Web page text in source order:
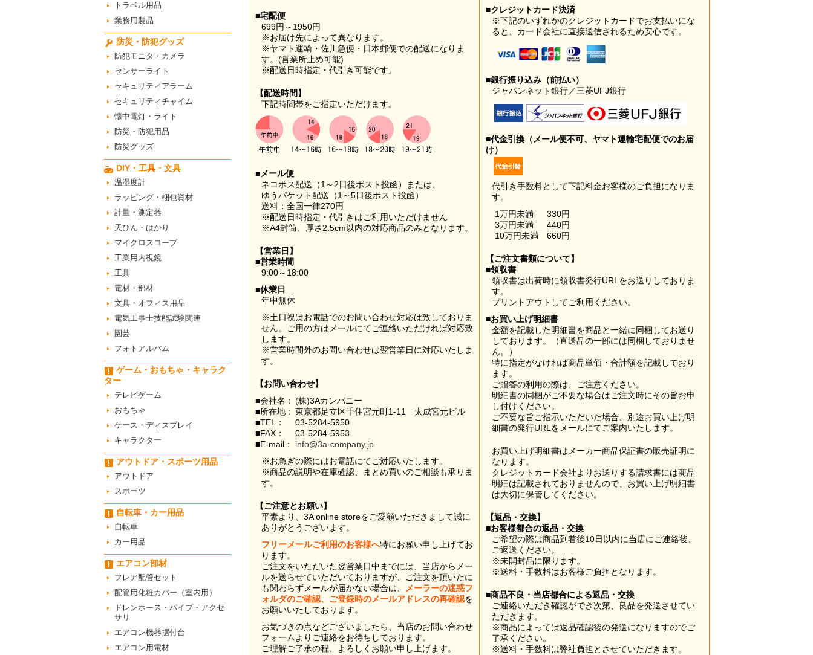
トラベル用品
業務用製品
防災・防犯グッズ
防犯モニタ・カメラ
センサーライト
セキュリティアラーム
セキュリティチャイム
懐中電灯・ライト
防災・防犯用品
防災グッズ
DIY・工具・文具
温湿度計
ラッピング・梱包資材
計量・測定器
天びん・はかり
マイクロスコープ
工業用内視鏡
工具
電材・部材
文具・オフィス用品
電気工事士技能試験関連
園芸
フォトアルバム
ゲーム・おもちゃ・キャラク
ター
テレビゲーム
おもちゃ
ケース・ディスプレイ
キャラクター
アウトドア・スポーツ用品
アウトドア
スポーツ
自転車・カー用品
自転車
カー用品
エアコン部材
フレア配管セット
配管用化粧カバー（室内用）
ドレンホース・パイプ・アクセ
サリ
エアコン機器据付台
エアコン用電材
■宅配便
699円～1950円
※お届け先によって異なります。
※ヤマト運輸・佐川急便・日本郵便での配送になりま
す。(営業所止め可能)
※配送日時指定・代引き可能です。
【配送時間】
下記時間帯をご指定いただけます。
■メール便
ネコポス配送（1～2日後ポスト投函）または、
ゆうパケット配送（1～5日後ポスト投函）
送料：全国一律270円
※配送日時指定・代引きはご利用いただけません
※A4封筒、厚さ2.5cm以内の対応商品のみとなります。
【営業日】
■営業時間
9:00～18:00
■休業日
年中無休
※土日祝はお電話でのお問い合わせ対応は致しておりま
せん。ご用の方はメールにてご連絡いただければ対応致
します。
※営業時間外のお問い合わせは翌営業日に対応いたしま
す。
【お問い合わせ】
■会社名： (株)3Aカンパニー
■所在地： 東京都足立区千住宮元町1-11 太成宮元ビル
■TEL：
03-5284-5950
■FAX：
03-5284-5953
■E-mail：
info@3a-company.jp
※お急ぎの際にはお電話にてご対応いたします。
※商品の説明や在庫確認、まとめ買いのご相談も承りま
す。
【ご注意とお願い】
平素より、3A online storeをご愛顧いただきまして誠に
ありがとうございます。
フリーメールご利用のお客様へ特にお願い申し上げてお
ります。
ご注文をいただいた翌営業日中までには、当店からメー
ルを送らせていただいておりますが、ご注文を頂いたに
も関わらずメールが届かない場合は、
メーラーの迷惑フ
ォルダのご確認、ご登録時のメールアドレスの再確認を
お願いいたしております。
お気づきの点などございましたら、当店のお問い合わせ
フォームよりご連絡をお待ちしております。
ご理解ご了承の程、よろしくお願い申し上げます。
■クレジットカード決済
※下記のいずれかのクレジットカードでお支払いにな
ると、カード会社に直接送信されるため安心です。
■銀行振り込み（前払い）
ジャパンネット銀行／三菱UFJ銀行
■代金引換（メール便不可、ヤマト運輸宅配便でのお届
け）
代引き手数料として下記料金お客様のご負担になりま
す。
1万円未満
330円
3万円未満
440円
10万円未満
660円
【ご注文書類について】
■領収書
領収書は出荷時に領収書発行URLをお送りしておりま
す。
プリントアウトしてご利用ください。
■お買い上げ明細書
金額を記載した明細書を商品と一緒に同梱してお送り
しております。（直送品の一部には同梱しておりませ
ん。）
特に指定がなければ商品単価・合計額を記載しており
ます。
ご贈答の利用の際は、ご注意ください。
明細書の同梱がご不要な場合はご注文時にその旨お申
し付けください。
ご不要な旨ご指示いただいた場合、別途お買い上げ明
細書の発行URLをメールにてご案内いたします。
お買い上げ明細書はメーカー商品保証書の販売証明に
なります。
クレジットカード会社よりお送りする請求書には商品
明細は記載されておりませんので、お買い上げ明細書
は大切に保管してください。
【返品・交換】
■お客様都合の返品・交換
ご希望の際は商品到着後10日以内に当店にご連絡後、
ご返送ください。
※未開封品に限ります。
※送料・手数料はお客様ご負担となります。
■商品不良・当店都合による返品・交換
ご連絡いただき確認ができ次第、良品を発送させてい
ただきます。
※商品によっては返品確認後の発送になりますのでご
了承ください。
※送料・手数料は弊社負担とさせていただきます。